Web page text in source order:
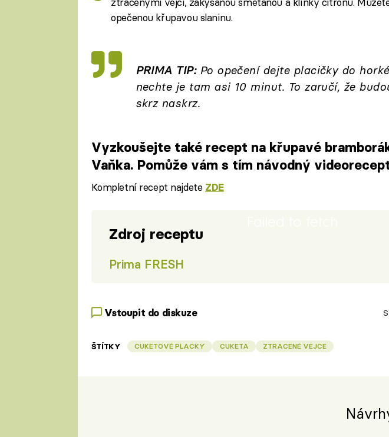
opečenou křupavou slaninu.
PRIMA TIP:Po opečení dejte placičky do
nechte je tam asi 10 minut. To zaručí, že
skrz naskrz.
Vyzkoušejte také recept na křupavé
Vaňka. Pomůže vám s tím návodný
Kompletní recept najdete ZDE
Zdroj receptu
Prima FRESH
Vstoupit do diskuze
ŠTÍTKY CUKETOVÉ PLACKY CUKETA ZTRACENÉ VEJCE